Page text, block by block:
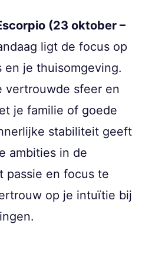
(23 oktober –
ligt de focus op
en je thuisomgeving.
vertrouwde sfeer en
je familie of goede
stabiliteit geeft
ambities in de
passie en focus te
op je intuïtie bij